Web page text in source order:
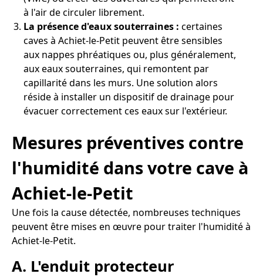
à l'air de circuler librement.
La présence d'eaux souterraines : certaines
caves à Achiet-le-Petit peuvent être sensibles
aux nappes phréatiques ou, plus généralement,
aux eaux souterraines, qui remontent par
capillarité dans les murs. Une solution alors
réside à installer un dispositif de drainage pour
évacuer correctement ces eaux sur l'extérieur.
Mesures préventives contre
l'humidité dans votre cave à
Achiet-le-Petit
Une fois la cause détectée, nombreuses techniques
peuvent être mises en œuvre pour traiter l'humidité à
Achiet-le-Petit.
A. L'enduit protecteur